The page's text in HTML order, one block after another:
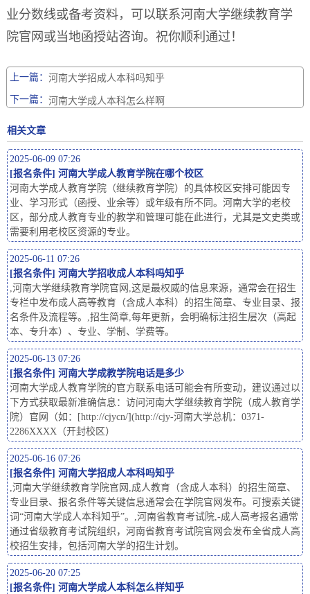
业分数线或备考资料，可以联系河南大学继续教育学
院官网或当地函授站咨询。祝你顺利通过！
上一篇： 河南大学招成人本科吗知乎
下一篇： 河南大学成人本科怎么样啊
相关文章
2025-06-09 07:26
[报名条件] 河南大学成人教育学院在哪个校区
河南大学成人教育学院（继续教育学院）的具体校区安排可能因专
业、学习形式（函授、业余等）或年级有所不同。河南大学的老校
区，部分成人教育专业的教学和管理可能在此进行，尤其是文史类或
需要利用老校区资源的专业。
2025-06-11 07:26
[报名条件] 河南大学招收成人本科吗知乎
,河南大学继续教育学院官网,这是最权威的信息来源，通常会在招生
专栏中发布成人高等教育（含成人本科）的招生简章、专业目录、报
名条件及流程等。,招生简章,每年更新，会明确标注招生层次（高起
本、专升本）、专业、学制、学费等。
2025-06-13 07:26
[报名条件] 河南大学成教学院电话是多少
河南大学成人教育学院的官方联系电话可能会有所变动，建议通过以
下方式获取最新准确信息：访问河南大学继续教育学院（成人教育学
院）官网（如：[http://cjycn/](http://cjy-河南大学总机：0371-
2286XXXX（开封校区）
2025-06-16 07:26
[报名条件] 河南大学招成人本科吗知乎
,河南大学继续教育学院官网,成人教育（含成人本科）的招生简章、
专业目录、报名条件等关键信息通常会在学院官网发布。可搜索关键
词“河南大学成人本科知乎”。,河南省教育考试院,-成人高考报名通常
通过省级教育考试院组织，河南省教育考试院官网会发布全省成人高
校招生安排，包括河南大学的招生计划。
2025-06-20 07:25
[报名条件] 河南大学成人本科怎么样知乎